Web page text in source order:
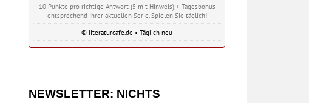
10 Punkte pro richtige Antwort (5 mit Hinweis) + Tagesbonus
entsprechend Ihrer aktuellen Serie. Spielen Sie täglich!
© literaturcafe.de • Täglich neu
NEWSLETTER: NICHTS